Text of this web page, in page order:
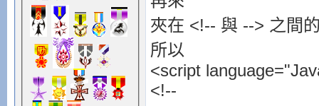
return
}
if (
tlayer.top-=4
setTimeout
夾在 <!-- 與 --> 之間
所以
<script
<!--